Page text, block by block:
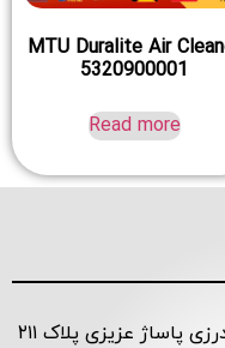
MTU Duralite Air
5320900001
Read more
پاساژ عزیزی پلاک ۲۱۱